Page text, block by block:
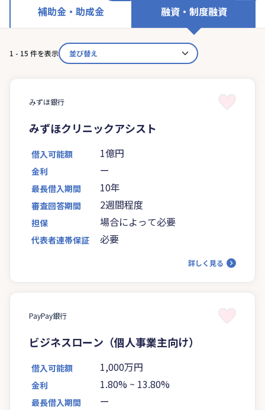
補助金・助成金 融資・制度融資
1 - 15 件を表示
みずほ銀行
みずほクリニックアシスト
借入可能額 1億円
金利 ー
最長借入期間 10年
審査回答期間 2週間程度
担保 場合によって必要
代表者連帯保証 必要
詳しく見る
PayPay銀行
ビジネスローン（個人事業主向け）
借入可能額 1,000万円
金利 1.80% ~ 13.80%
最長借入期間 ー